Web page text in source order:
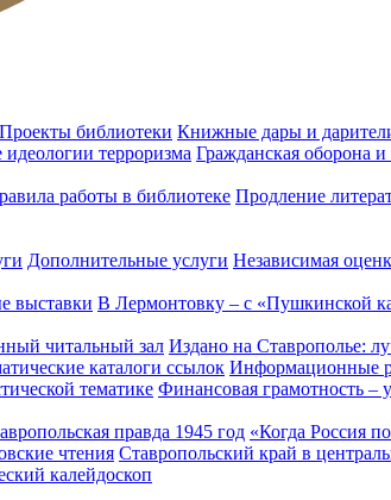
Проекты библиотеки Книжные дары и
терроризма Гражданская оборона
работы в библиотеке Продление
Дополнительные услуги Независимая
выставки В Лермонтовку – с «Пушкинской
читальный зал Издано на Ставрополье:
каталоги ссылок Информационные
тематике Финансовая грамотность –
правда 1945 год «Когда Россия
чтения Ставропольский край в
калейдоскоп